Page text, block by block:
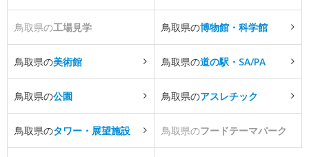
鳥取県の工場見学 鳥取県の博物館・科学館
鳥取県の美術館 鳥取県の道の駅・SA/PA
鳥取県の公園 鳥取県のアスレチック
鳥取県のタワー・展望施設 鳥取県のフードテーマパーク